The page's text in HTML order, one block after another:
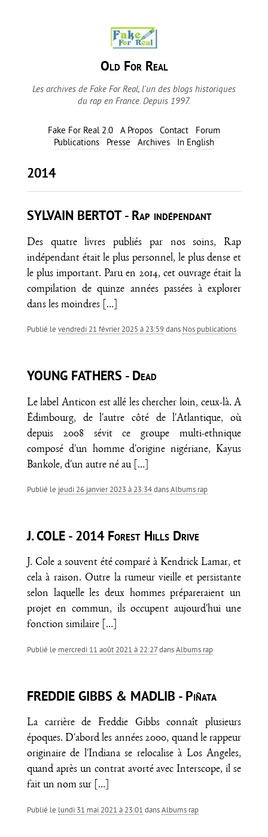
Old For Real
Les archives de Fake For Real, l'un des blogs historiques
du rap en France. Depuis 1997.
Fake For Real 2.0 A Propos Contact
Forum
Publications
Presse Archives In English
2014
SYLVAIN BERTOT - Rap indépendant
Des quatre livres publiés par nos soins, Rap
indépendant était le plus personnel, le plus dense et
le plus important. Paru en 2014, cet ouvrage était la
compilation de quinze années passées à explorer
dans les moindres
[…]
Publié le vendredi 21 février 2025 à 23:59dans Nos publications
YOUNG FATHERS - Dead
Le label Anticon est allé les chercher loin, ceux-là. A
Édimbourg, de l'autre côté de l'Atlantique, où
depuis 2008 sévit ce groupe multi-ethnique
composé d'un homme d'origine nigériane, Kayus
Bankole, d'un autre né au
[…]
Publié le jeudi 26 janvier 2023 à 23:34dansAlbums rap
J. COLE - 2014 Forest Hills Drive
J. Cole a souvent été comparé à Kendrick Lamar, et
cela à raison. Outre la rumeur vieille et persistante
selon laquelle les deux hommes prépareraient un
projet en commun, ils occupent aujourd'hui une
fonction similaire
[…]
Publié le mercredi 11 août 2021 à 22:27dansAlbums rap
FREDDIE GIBBS & MADLIB - Piñata
La carrière de Freddie Gibbs connaît plusieurs
époques. D'abord les années 2000, quand le rappeur
originaire de l'Indiana se relocalise à Los Angeles,
quand après un contrat avorté avec Interscope, il se
fait un nom sur
[…]
Publié le lundi 31 mai 2021 à 23:01 dansAlbums rap